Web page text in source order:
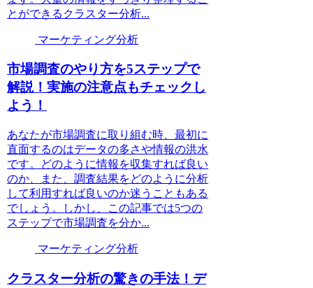
とができるクラスター分析...
マーケティング分析
市場調査のやり方を5ステップで
解説！実施の注意点もチェックし
よう！
あなたが市場調査に取り組む時、最初に
直面するのはデータの多さや情報の洪水
です。どのように情報を収集すれば良い
のか、また、調査結果をどのように分析
して利用すれば良いのか迷うこともある
でしょう。しかし、この記事では5つの
ステップで市場調査を分か...
マーケティング分析
クラスター分析の驚きの手法！デ